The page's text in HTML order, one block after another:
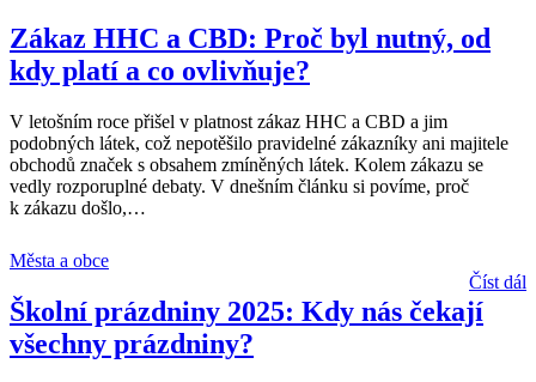
Zákaz HHC a CBD: Proč byl nutný, od
kdy platí a co ovlivňuje?
V letošním roce přišel v platnost zákaz HHC a CBD a jim
podobných látek, což nepotěšilo pravidelné zákazníky ani majitele
obchodů značek s obsahem zmíněných látek. Kolem zákazu se
vedly rozporuplné debaty. V dnešním článku si povíme, proč
k zákazu došlo,…
Města a obce
Číst dál
Školní prázdniny 2025: Kdy nás čekají
všechny prázdniny?